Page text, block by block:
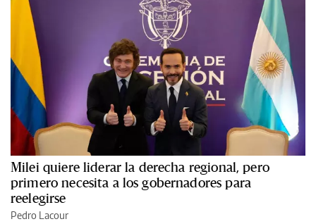
Milei quiere liderar la derecha regional, pero
primero necesita a los gobernadores para
reelegirse
Pedro Lacour